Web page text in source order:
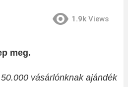
1.9k Views
meg.
vásárlónknak ajándék